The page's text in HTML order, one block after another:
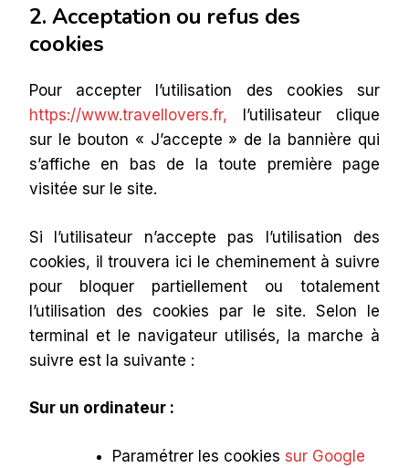
2. Acceptation ou refus des
cookies
Pour accepter l’utilisation des cookies sur
https://www.travellovers.fr, l’utilisateur clique
sur le bouton « J’accepte » de la bannière qui
s’affiche en bas de la toute première page
visitée sur le site.
Si l’utilisateur n’accepte pas l’utilisation des
cookies, il trouvera ici le cheminement à suivre
pour bloquer partiellement ou totalement
l’utilisation des cookies par le site. Selon le
terminal et le navigateur utilisés, la marche à
suivre est la suivante :
Sur un ordinateur :
Paramétrer les cookies sur Google